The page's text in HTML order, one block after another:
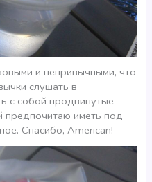
и непривычными, что
слушать в
с собой продвинутые
предпочитаю иметь под
Спасибо, American!